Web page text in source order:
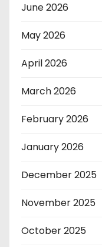
June 2026
May 2026
April 2026
March 2026
February 2026
January 2026
December 2025
November 2025
October 2025